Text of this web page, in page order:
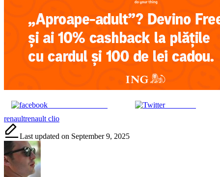
Post on X
Tags:
renaultrenault clio
Last updated on September 9, 2025